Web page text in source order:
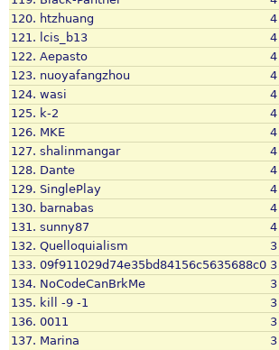
120. htzhuang 4
121. lcis_b13 4
122. Aepasto 4
123. nuoyafangzhou 4
124. wasi 4
125. k-2 4
126. MKE 4
127. shalinmangar 4
128. Dante 4
129. SinglePlay 4
130. barnabas 4
131. sunny87 4
132. Quelloquialism 3
133. 09f911029d74e35bd84156c5635688c0 3
134. NoCodeCanBrkMe 3
135. kill -9 -1 3
136. 0011 3
137. Marina 3